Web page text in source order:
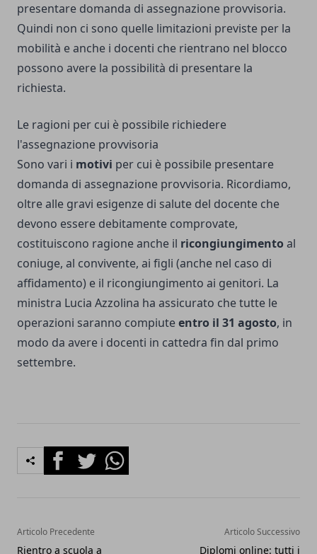
presentare domanda di assegnazione provvisoria.
Quindi non ci sono quelle limitazioni previste per la
mobilità e anche i docenti che rientrano nel blocco
possono avere la possibilità di presentare la
richiesta.
Le ragioni per cui è possibile richiedere
l'assegnazione provvisoria
Sono vari i motivi per cui è possibile presentare
domanda di assegnazione provvisoria. Ricordiamo,
oltre alle gravi esigenze di salute del docente che
devono essere debitamente comprovate,
costituiscono ragione anche il ricongiungimento al
coniuge, al convivente, ai figli (anche nel caso di
affidamento) e il ricongiungimento ai genitori. La
ministra Lucia Azzolina ha assicurato che tutte le
operazioni saranno compiuteentro il 31 agosto, in
modo da avere i docenti in cattedra fin dal primo
settembre.
FacebookTwitterWhatsapp
Articolo Precedente
Rientro a scuola a
Articolo Successivo
Diplomi online: tutti i